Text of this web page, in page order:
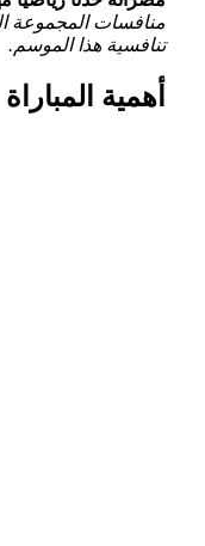
منافسات المجموعة
تنافسية هذا الموسم.
أهمية المباراة